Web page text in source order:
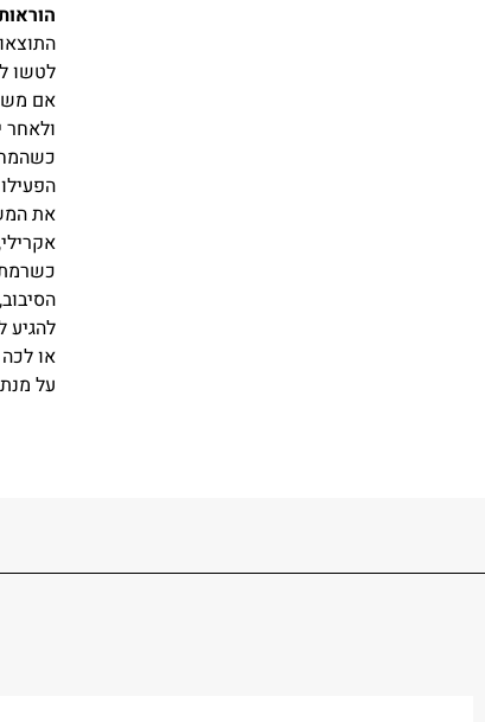
לטשו לפחות ל-600 גריט, לפני שטח
אם
ולאחר
הפעילו את המחרטה
את
כשרמת
להגיע
או
על